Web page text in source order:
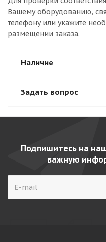
Вашему оборудованию,
телефону или укажите
размещении заказа.
Наличие
Задать вопрос
Подпишитесь на
важную